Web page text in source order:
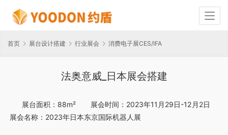
首页 展台设计搭建 行业展会 消费电子展CES/IFA
法奥意威_日本展会搭建
展台面积：88m²       展会时间：2023年11月29日-12月2日
展会名称：2023年日本东京国际机器人展